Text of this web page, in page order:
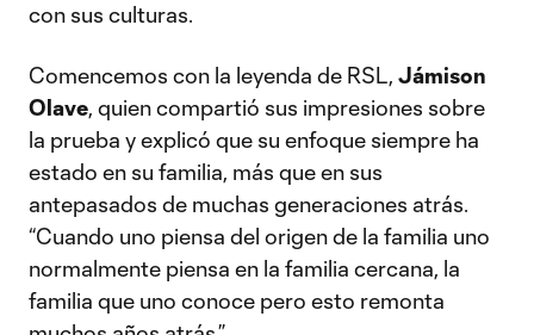
con sus culturas.
Comencemos con la leyenda de RSL, Jámison
Olave, quien compartió sus impresiones sobre
la prueba y explicó que su enfoque siempre ha
estado en su familia, más que en sus
antepasados de muchas generaciones atrás.
“Cuando uno piensa del origen de la familia uno
normalmente piensa en la familia cercana, la
familia que uno conoce pero esto remonta